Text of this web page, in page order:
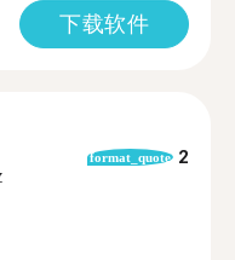
下载软件
format_quote 2